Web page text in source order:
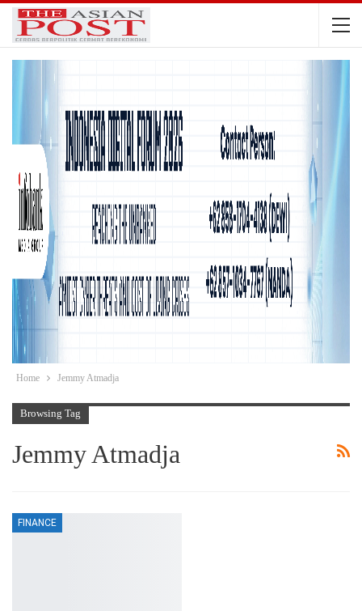
Home Jemmy Atmadja
Browsing Tag
Jemmy Atmadja
FINANCE